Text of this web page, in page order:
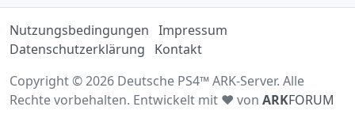
Nutzungsbedingungen Impressum
Datenschutzerklärung
Kontakt
Copyright © 2026 Deutsche PS4™ ARK-Server. Alle
Rechte vorbehalten. Entwickelt mit ♥ von ARKFORUM